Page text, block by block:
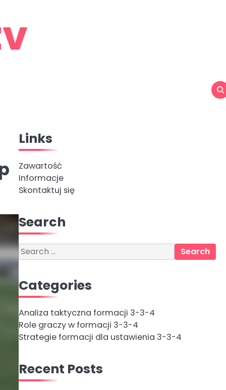
Links
Zawartość
Informacje
Skontaktuj się
Search
Search
for:
Categories
Analiza taktyczna formacji 3-3-4
Role graczy w formacji 3-3-4
Strategie formacji dla ustawienia 3-3-4
Recent Posts